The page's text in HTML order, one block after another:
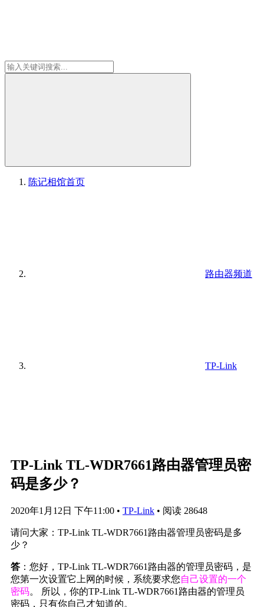
陈记相馆首页
路由器频道
TP-Link
TP-Link TL-WDR7661路由器管理员密
码是多少？
2020年1月12日 下午11:00 • TP-Link • 阅读 28648
请问大家：TP-Link TL-WDR7661路由器管理员密码是多
少？
答 ：您好，TP-Link TL-WDR7661路由器的管理员密码，是
您第一次设置它上网的时候，系统要求您自己设置的一个
密码。 所以，你的TP-Link TL-WDR7661路由器的管理员
密码，只有你自己才知道的。